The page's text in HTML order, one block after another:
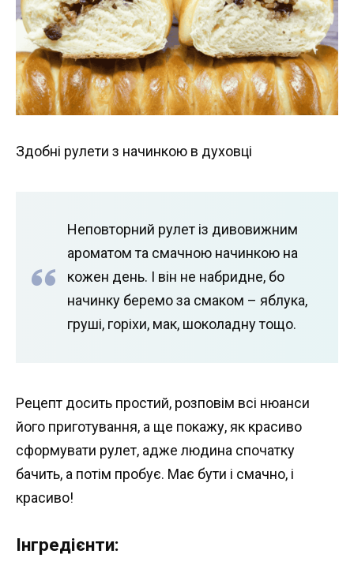
Здобні рулети з начинкою в духовці
Неповторний рулет із дивовижним
ароматом та смачною начинкою на
кожен день. І він не набридне, бо
начинку беремо за смаком – яблука,
груші, горіхи, мак, шоколадну тощо.
Рецепт досить простий, розповім всі нюанси
його приготування, а ще покажу, як красиво
сформувати рулет, адже людина спочатку
бачить, а потім пробує. Має бути і смачно, і
красиво!
Інгредієнти: